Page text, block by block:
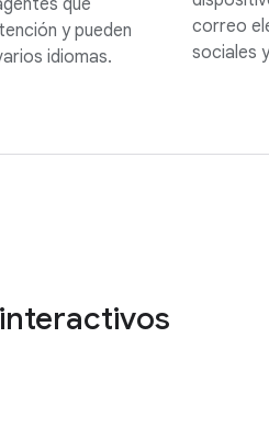
que
y pueden
idiomas.
correo
sociales